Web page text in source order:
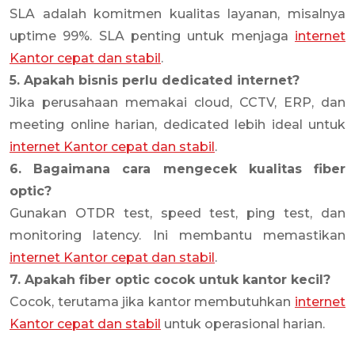
SLA adalah komitmen kualitas layanan, misalnya
uptime 99%. SLA penting untuk menjaga internet
Kantor cepat dan stabil.
5. Apakah bisnis perlu dedicated internet?
Jika perusahaan memakai cloud, CCTV, ERP, dan
meeting online harian, dedicated lebih ideal untuk
internet Kantor cepat dan stabil.
6. Bagaimana cara mengecek kualitas fiber
optic?
Gunakan OTDR test, speed test, ping test, dan
monitoring latency. Ini membantu memastikan
internet Kantor cepat dan stabil.
7. Apakah fiber optic cocok untuk kantor kecil?
Cocok, terutama jika kantor membutuhkan internet
Kantor cepat dan stabil untuk operasional harian.